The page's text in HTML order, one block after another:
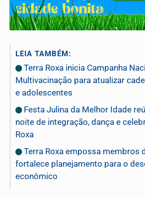
LEIA TAMBÉM:
Terra Roxa inicia Campanha
Multivacinação para atualizar
e adolescentes
Festa Julina da Melhor Idade
noite de integração, dança e
Roxa
Terra Roxa empossa membros
fortalece planejamento para o
econômico